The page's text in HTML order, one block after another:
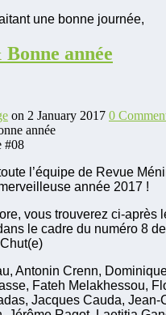
une bonne journée,
année
on 2 January 2017 0
#08
l’équipe de Revue
année 2017 !
vous trouverez ci-après
le cadre du numéro 8
Antonin Crenn,
Fateh Melakhessou,
Jacques Cauda, Jean-